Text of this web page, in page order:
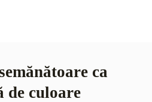
ca
de culoare